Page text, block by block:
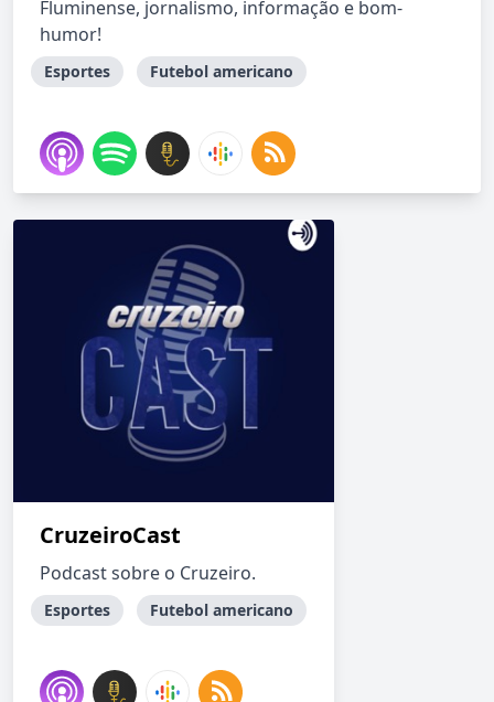
Fluminense, jornalismo, informação e bom-
humor!
Esportes Futebol americano
CruzeiroCast
Podcast sobre o Cruzeiro.
Esportes Futebol americano